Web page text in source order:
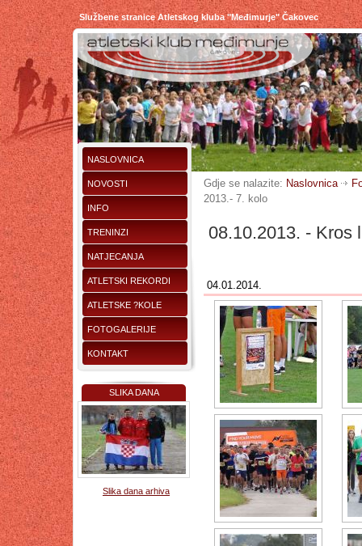
Službene stranice Atletskog kluba "Međimurje" Čakovec
NASLOVNICA
NOVOSTI
INFO
TRENINZI
NATJECANJA
ATLETSKI REKORDI
ATLETSKE ?KOLE
FOTOGALERIJE
KONTAKT
SLIKA DANA
Slika dana arhiva
Gdje se nalazite: Naslovnica
2013.- 7. kolo
08.10.2013. - Kros
04.01.2014.